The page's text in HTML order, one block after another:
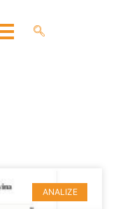
ANALIZE